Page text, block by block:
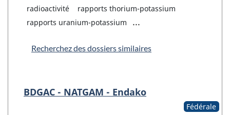
radioactivité
rapports thorium-potassium
rapports uranium-potassium
...
Recherchez des dossiers similaires
BDGAC - NATGAM - Endako
Fédérale